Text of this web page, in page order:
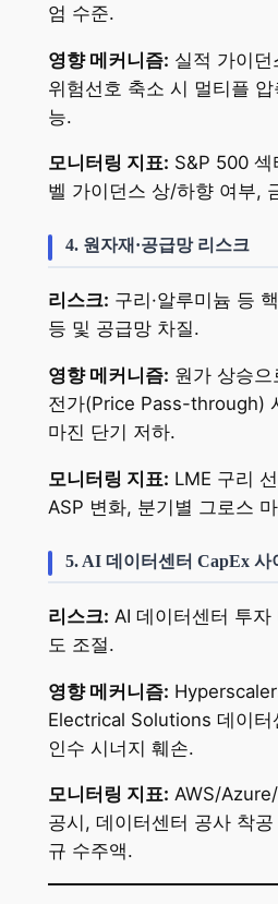
엄 수준.
영향 메커니즘: 실적 가이
위험선호 축소 시 멀티플
능.
모니터링 지표: S&P 500 섹
벨 가이던스 상/하향 여부,
4. 원자재·공급망 리스크
리스크: 구리·알루미늄 등
등 및 공급망 차질.
영향 메커니즘: 원가 상승
전가(Price Pass-through)
마진 단기 저하.
모니터링 지표: LME 구리
ASP 변화, 분기별 그로스
5. AI 데이터센터 CapEx 사
리스크: AI 데이터센터 투
도 조절.
영향 메커니즘:
Electrical Solutions 데이터
인수 시너지 훼손.
모니터링 지표: AWS/
공시, 데이터센터 공사 착
규 수주액.